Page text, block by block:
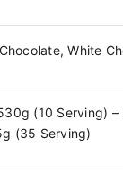
White
(10 Serving)
(35 Serving)